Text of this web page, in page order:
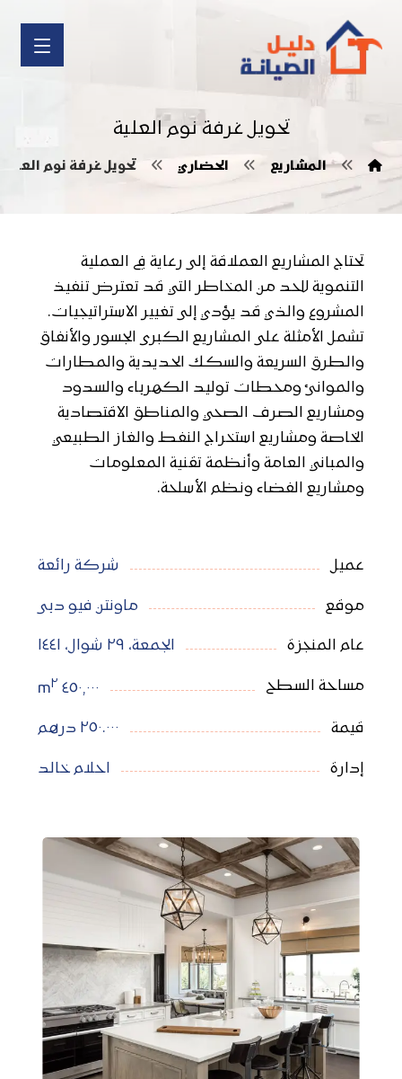
تحويل غرفة نوم العلية
المشاريع الحضاري تحويل غرفة نوم العلية
تحتاج المشاريع العملاقة إلى رعاية في العملية
التنموية للحد من المخاطر التي قد تعترض تنفيذ
المشروع والذي قد يؤدي إلى تغيير الاستراتيجيات.
تشمل الأمثلة على المشاريع الكبرى الجسور والأنفاق
والطرق السريعة والسكك الحديدية والمطارات
والموانئ ومحطات توليد الكهرباء والسدود
ومشاريع الصرف الصحي والمناطق الاقتصادية
الخاصة ومشاريع استخراج النفط والغاز الطبيعي
والمباني العامة وأنظمة تقنية المعلومات
ومشاريع الفضاء ونظم الأسلحة.
عميل شركة رائعة
موقع ماونتن فيو دبی
عام المنجزة الجمعة، ٢٩ شوال، ١٤٤١
مساحة السطح ٤٥٠,٠٠٠ m ٢
قيمة ٢٥٠.٠٠٠ درهم
إدارة احلام خالد